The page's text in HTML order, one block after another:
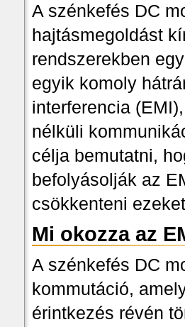
A szénkefés DC
hajtásmegoldást
rendszerekben
egyik komoly
interferencia
nélküli
célja bemutatni,
befolyásolják az
csökkenteni
Mi okozza az
A szénkefés DC
kommutáció,
érintkezés révén